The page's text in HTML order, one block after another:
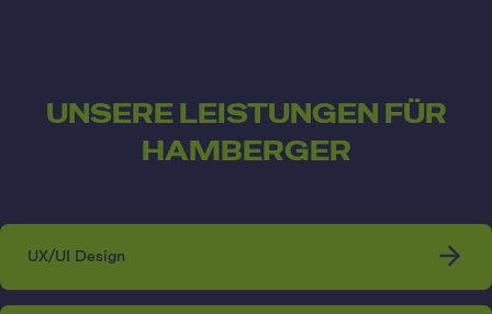
UNSERE LEISTUNGEN FÜR
HAMBERGER
UX/UI Design